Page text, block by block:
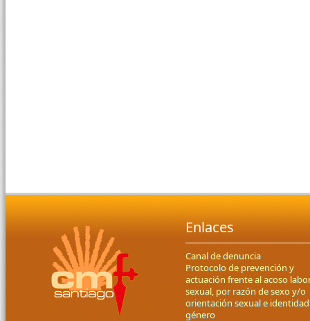
Enlaces
Canal de denuncia
Protocolo de prevención y
actuación frente al acoso
sexual, por razón de sexo y/o
orientación sexual e
género